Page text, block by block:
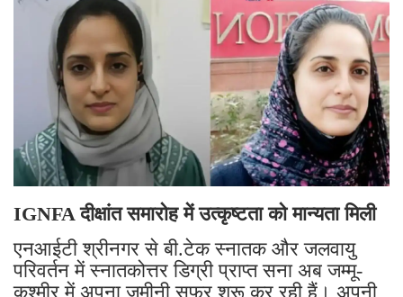
IGNFA दीक्षांत समारोह में उत्कृष्टता को मान्यता मिली
एनआईटी श्रीनगर से बी.टेक स्नातक और जलवायु
परिवर्तन में स्नातकोत्तर डिग्री प्राप्त सना अब जम्मू-
कश्मीर में अपना जमीनी सफर शुरू कर रही हैं। अपनी